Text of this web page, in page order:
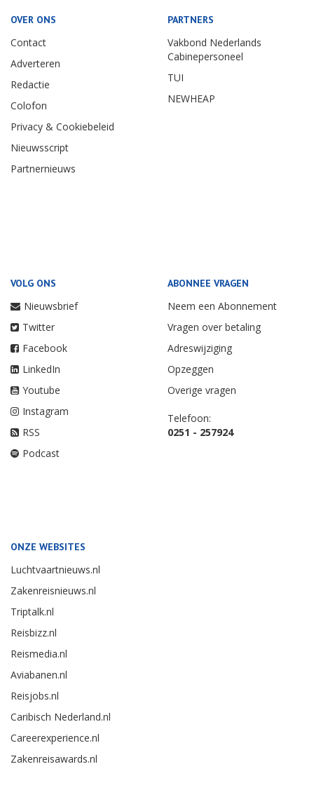
OVER ONS
Contact
Adverteren
Redactie
Colofon
Privacy & Cookiebeleid
Nieuwsscript
Partnernieuws
PARTNERS
Vakbond Nederlands
Cabinepersoneel
TUI
NEWHEAP
VOLG ONS
Nieuwsbrief
Twitter
Facebook
LinkedIn
Youtube
Instagram
RSS
Podcast
ABONNEE VRAGEN
Neem een Abonnement
Vragen over betaling
Adreswijziging
Opzeggen
Overige vragen
Telefoon:
0251 - 257924
ONZE WEBSITES
Luchtvaartnieuws.nl
Zakenreisnieuws.nl
Triptalk.nl
Reisbizz.nl
Reismedia.nl
Aviabanen.nl
Reisjobs.nl
Caribisch Nederland.nl
Careerexperience.nl
Zakenreisawards.nl